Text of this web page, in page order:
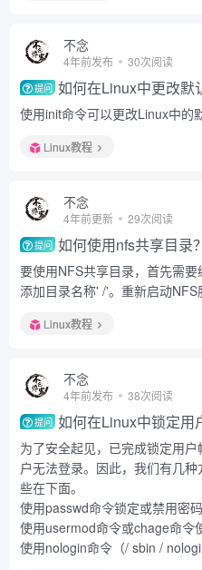
不念
4年前发布 30次阅读
提问 如何在Linux中更改默
使用init命令可以更改Linux中的
Linux教程
不念
4年前更新 29次阅读
提问 如何使用nfs共享目录？
要使用NFS共享目录，首先需
添加目录名称' /'。重新启动NFS
Linux教程
不念
4年前发布 38次阅读
提问 如何在Linux中锁定用
为了安全起见，已完成锁定用
户无法登录。因此，我们有几
些在下面。
使用passwd命令锁定或禁用密码
使用usermod命令或chage命令
使用nologin命令（/ sbin /